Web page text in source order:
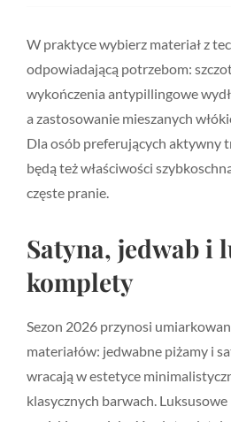
W praktyce wybierz materiał z
odpowiadającą potrzebom:
wykończenia antypillingowe
a zastosowanie mieszanych
Dla osób preferujących aktywny
będą też właściwości
częste pranie.
Satyna, jedwab i
komplety
Sezon 2026 przynosi
materiałów: jedwabne piżamy i
wracają w estetyce
klasycznych barwach.